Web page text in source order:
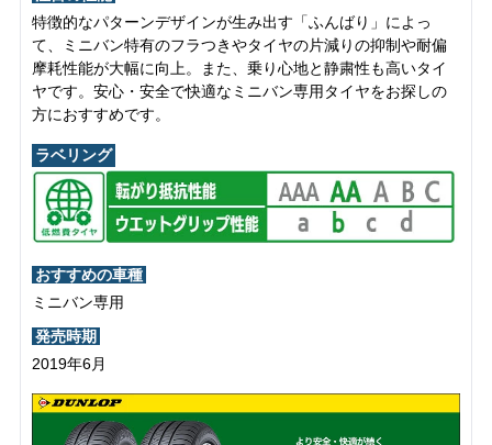
特徴的なパターンデザインが生み出す「ふんばり」によっ
て、ミニバン特有のフラつきやタイヤの片減りの抑制や耐偏
摩耗性能が大幅に向上。また、乗り心地と静粛性も高いタイ
ヤです。安心・安全で快適なミニバン専用タイヤをお探しの
方におすすめです。
ラベリング
おすすめの車種
ミニバン専用
発売時期
2019年6月